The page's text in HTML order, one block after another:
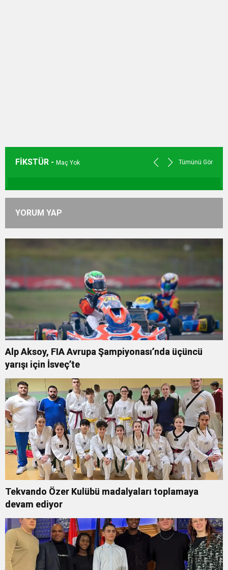
FİKSTÜR - Maç Yok Tümünü Gör
YORUM YAP
Alp Aksoy, FIA Avrupa Şampiyonası’nda üçüncü
yarışı için İsveç’te
Tekvando Özer Kulübü madalyaları toplamaya
devam ediyor